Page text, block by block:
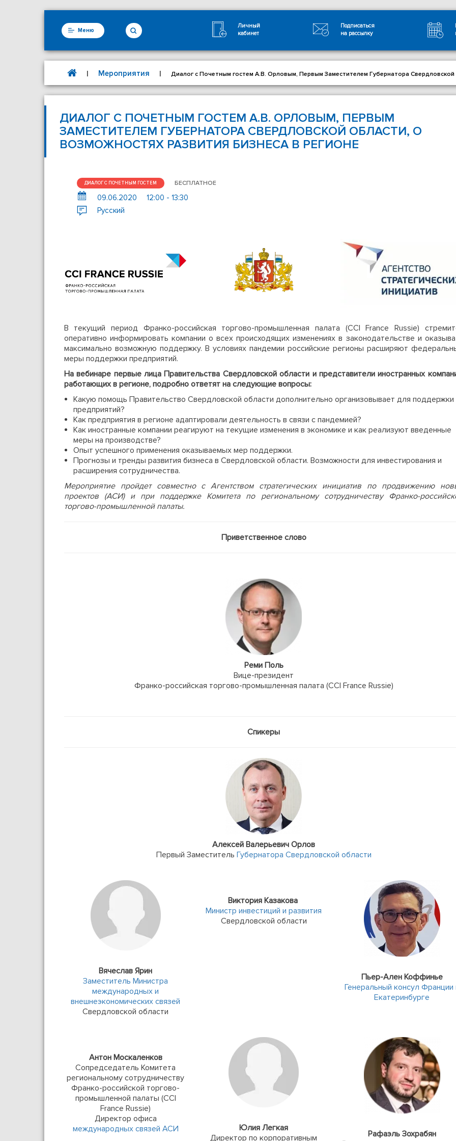
Меню
Личный
кабинет
Подписаться
на рассылку
| Мероприятия | Диалог с Почетным гостем А.В. Орловым, Первым Заместителем Губернатора Свердловской
ДИАЛОГ С ПОЧЕТНЫМ ГОСТЕМ А.В. ОРЛОВЫМ, ПЕРВЫМ
ЗАМЕСТИТЕЛЕМ ГУБЕРНАТОРА СВЕРДЛОВСКОЙ ОБЛАСТИ, О
ВОЗМОЖНОСТЯХ РАЗВИТИЯ БИЗНЕСА В РЕГИОНЕ
ДИАЛОГ С ПОЧЕТНЫМ ГОСТЕМ БЕСПЛАТНОЕ
09.06.2020
12:00 - 13:30
Русский
В текущий период Франко-российская торгово-промышленная палата (CCI France Russie)
оперативно информировать компании о всех происходящих изменениях в законодательстве и
максимально возможную поддержку. В условиях пандемии российские регионы расширяют
меры поддержки предприятий.
На вебинаре первые лица Правительства Свердловской области и представители иностранных
работающих в регионе, подробно ответят на следующие вопросы:
Какую помощь Правительство Свердловской области дополнительно организовывает для поддержки
предприятий?
Как предприятия в регионе адаптировали деятельность в связи с пандемией?
Как иностранные компании реагируют на текущие изменения в экономике и как реализуют введенные
меры на производстве?
Опыт успешного применения оказываемых мер поддержки.
Прогнозы и тренды развития бизнеса в Свердловской области. Возможности для инвестирования и
расширения сотрудничества.
Мероприятие пройдет совместно с Агентством стратегических инициатив по продвижению
проектов (АСИ) и при поддержке Комитета по региональному сотрудничеству Франко-
торгово-промышленной палаты.
Приветственное слово
Реми Поль
Вице-президент
Франко-российская торгово-промышленная палата (CCI France Russie)
Спикеры
Алексей Валерьевич Орлов
Первый Заместитель Губернатора Свердловской области
Вячеслав Ярин
Заместитель Министра
международных и
внешнеэкономических связей
Свердловской области
Виктория Казакова
Министр инвестиций и развития
Свердловской области
Пьер-Ален Коффинье
Генеральный консул Франции
Екатеринбурге
Антон Москаленков
Сопредседатель Комитета
региональному сотрудничеству
Франко-российской торгово-
промышленной палаты (CCI
France Russie)
Директор офиса
международных связей АСИ
Юлия Легкая
Директор по корпоративным
Рафаэль Зохрабян